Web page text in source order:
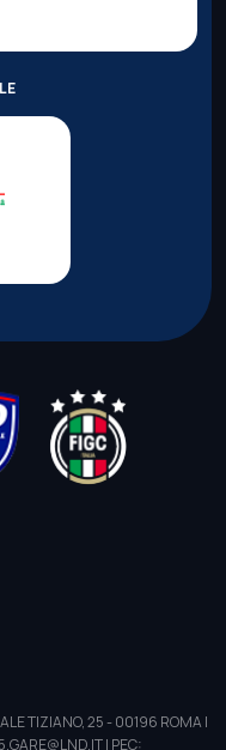
TIZIANO, 25 - 00196 ROMA |
| PEC: